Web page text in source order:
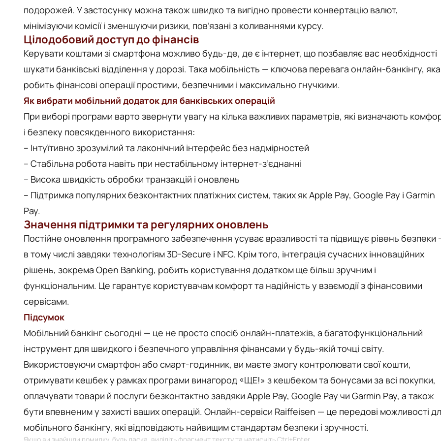
подорожей. У застосунку можна також швидко та вигідно провести конвертацію валют,
мінімізуючи комісії і зменшуючи ризики, пов’язані з коливаннями курсу.
Цілодобовий доступ до фінансів
Керувати коштами зі смартфона можливо будь-де, де є інтернет, що позбавляє вас необхідності
шукати банківські відділення у дорозі. Така мобільність — ключова перевага онлайн-банкінгу, яка
робить фінансові операції простими, безпечними і максимально гнучкими.
Як вибрати мобільний додаток для банківських операцій
При виборі програми варто звернути увагу на кілька важливих параметрів, які визначають
і безпеку повсякденного використання:
– Інтуїтивно зрозумілий та лаконічний інтерфейс без надмірностей
– Стабільна робота навіть при нестабільному інтернет-з’єднанні
– Висока швидкість обробки транзакцій і оновлень
– Підтримка популярних безконтактних платіжних систем, таких як Apple Pay, Google Pay і Garmin
Pay.
Значення підтримки та регулярних оновлень
Постійне оновлення програмного забезпечення усуває вразливості та підвищує рівень безпеки
в тому числі завдяки технологіям 3D-Secure і NFC. Крім того, інтеграція сучасних інноваційних
рішень, зокрема Open Banking, робить користування додатком ще більш зручним і
функціональним. Це гарантує користувачам комфорт та надійність у взаємодії з фінансовими
сервісами.
Підсумок
Мобільний банкінг сьогодні — це не просто спосіб онлайн-платежів, а багатофункціональний
інструмент для швидкого і безпечного управління фінансами у будь-якій точці світу.
Використовуючи смартфон або смарт-годинник, ви маєте змогу контролювати свої кошти,
отримувати кешбек у рамках програми винагород «ЩЕ!» з кешбеком та бонусами за всі покупки,
оплачувати товари й послуги безконтактно завдяки Apple Pay, Google Pay чи Garmin Pay, а також
бути впевненим у захисті ваших операцій. Онлайн-сервіси Raiffeisen — це передові можливості
мобільного банкінгу, які відповідають найвищим стандартам безпеки і зручності.